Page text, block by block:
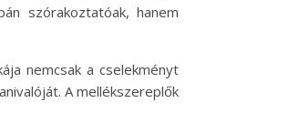
szórakoztatóak, hanem
nemcsak a cselekményt
A mellékszereplők